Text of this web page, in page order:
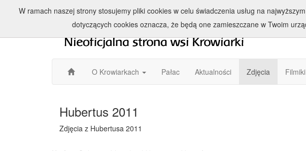
O Krowiarkach Pałac Aktualności Zdjęcia Filmiki
Hubertus 2011
Zdjęcia z Hubertusa 2011
W ramach naszej strony stosujemy pliki cookies w celu świadczenia usług na
dotyczących cookies oznacza, że będą one zamieszczane w Twoim